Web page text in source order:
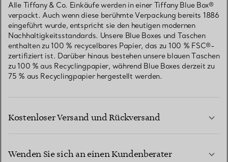
Alle Tiffany & Co. Einkäufe werden in einer Tiffany Blue Box®
verpackt. Auch wenn diese berühmte Verpackung bereits 1886
eingeführt wurde, entspricht sie den heutigen modernen
Nachhaltigkeitsstandards. Unsere Blue Boxes und Taschen
enthalten zu 100 % recycelbares Papier, das zu 100 % FSC®-
zertifiziert ist. Darüber hinaus bestehen unsere blauen Taschen
zu 100 % aus Recyclingpapier, während Blue Boxes derzeit zu
75 % aus Recyclingpapier hergestellt werden.
Kostenloser Versand und Rückversand
Wenden Sie sich an einen Kundenberater